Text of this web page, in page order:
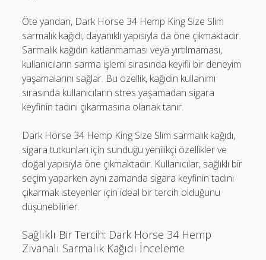
Öte yandan, Dark Horse 34 Hemp King Size Slim
sarmalık kağıdı, dayanıklı yapısıyla da öne çıkmaktadır.
Sarmalık kağıdın katlanmaması veya yırtılmaması,
kullanıcıların sarma işlemi sırasında keyifli bir deneyim
yaşamalarını sağlar. Bu özellik, kağıdın kullanımı
sırasında kullanıcıların stres yaşamadan sigara
keyfinin tadını çıkarmasına olanak tanır.
Dark Horse 34 Hemp King Size Slim sarmalık kağıdı,
sigara tutkunları için sunduğu yenilikçi özellikler ve
doğal yapısıyla öne çıkmaktadır. Kullanıcılar, sağlıklı bir
seçim yaparken aynı zamanda sigara keyfinin tadını
çıkarmak isteyenler için ideal bir tercih olduğunu
düşünebilirler.
Sağlıklı Bir Tercih: Dark Horse 34 Hemp
Zıvanalı Sarmalık Kağıdı İnceleme